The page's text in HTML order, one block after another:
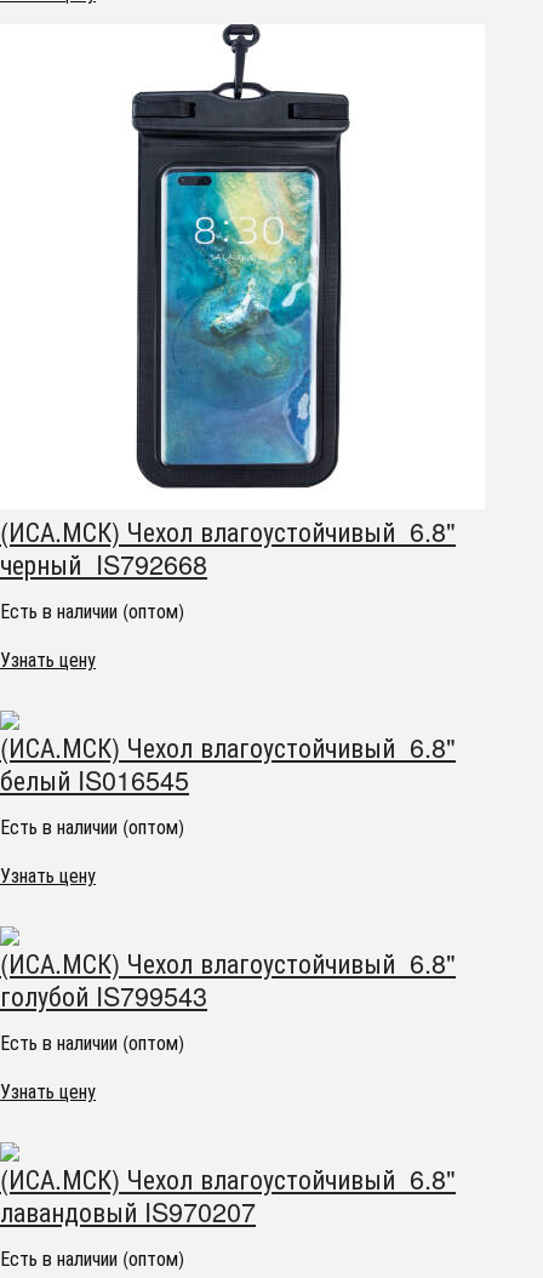
(ИСА.МСК) Чехол влагоустойчивый 6.8"
черный IS792668
Есть в наличии (оптом)
Узнать цену
(ИСА.МСК) Чехол влагоустойчивый 6.8"
белый IS016545
Есть в наличии (оптом)
Узнать цену
(ИСА.МСК) Чехол влагоустойчивый 6.8"
голубой IS799543
Есть в наличии (оптом)
Узнать цену
(ИСА.МСК) Чехол влагоустойчивый 6.8"
лавандовый IS970207
Есть в наличии (оптом)